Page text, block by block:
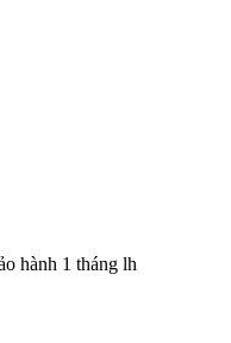
hành 1 tháng lh